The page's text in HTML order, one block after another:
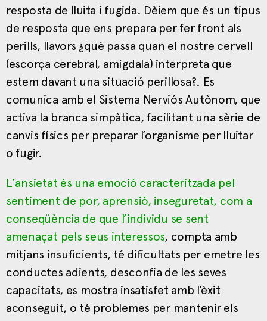
resposta de lluita i fugida. Dèiem que és un tipus
de resposta que ens prepara per fer front als
perills, llavors ¿què passa quan el nostre cervell
(escorça cerebral, amígdala) interpreta que
estem davant una situació perillosa?. Es
comunica amb el Sistema Nerviós Autònom, que
activa la branca simpàtica, facilitant una sèrie de
canvis físics per preparar l’organisme per lluitar
o fugir.
L’ansietat és una emoció caracteritzada pel
sentiment de por, aprensió, inseguretat, com a
conseqüència de que l’individu se sent
amenaçat pels seus interessos, compta amb
mitjans insuficients, té dificultats per emetre les
conductes adients, desconfia de les seves
capacitats, es mostra insatisfet amb l’èxit
aconseguit, o té problemes per mantenir els